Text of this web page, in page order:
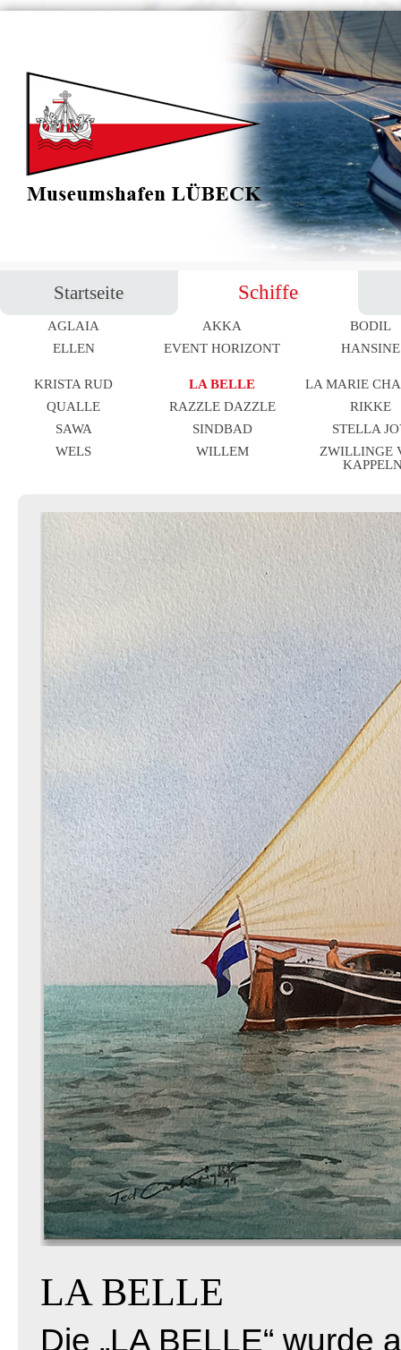
Navigation
überspringen
Startseite Schiffe
Navigation
überspringen
AGLAIA AKKA
BODIL
ELLEN
EVENT HORIZONT HANSINE
KRISTA RUD LA BELLE
LA MARIE
QUALLE
RAZZLE DAZZLE
RIKKE
SAWA
SINDBAD
STELLA
WELS
WILLEM
ZWILLINGE
LA BELLE
Die „LA BELLE“ wurde